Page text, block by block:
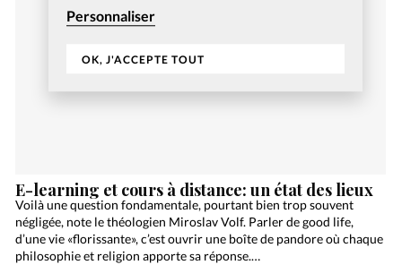
Personnaliser
OK, J'ACCEPTE TOUT
E-learning et cours à distance: un état des lieux
Voilà une question fondamentale, pourtant bien trop souvent
négligée, note le théologien Miroslav Volf. Parler de good life,
d’une vie «florissante», c’est ouvrir une boîte de pandore où chaque
philosophie et religion apporte sa réponse.…